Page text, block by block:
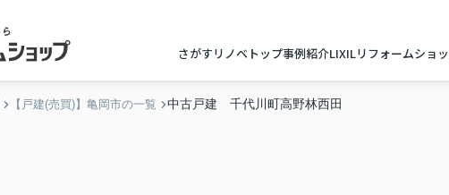
さがすリノベトップ事例紹介LIXILリフォームショ
【戸建(売買)】亀岡市の一覧 中古戸建 千代川町高野林西田